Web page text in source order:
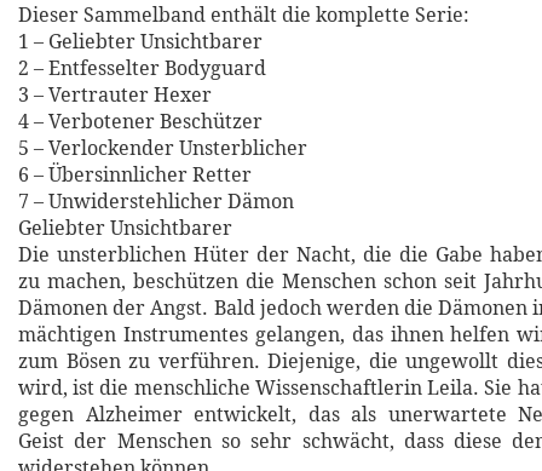
Dieser Sammelband enthält die komplette Serie:
1 – Geliebter Unsichtbarer
2 – Entfesselter Bodyguard
3 – Vertrauter Hexer
4 – Verbotener Beschützer
5 – Verlockender Unsterblicher
6 – Übersinnlicher Retter
7 – Unwiderstehlicher Dämon
Geliebter Unsichtbarer
Die unsterblichen Hüter der Nacht, die die Gabe
zu machen, beschützen die Menschen schon seit
Dämonen der Angst. Bald jedoch werden die Dämonen
mächtigen Instrumentes gelangen, das ihnen helfen
zum Bösen zu verführen. Diejenige, die ungewollt
wird, ist die menschliche Wissenschaftlerin Leila. Sie
gegen Alzheimer entwickelt, das als unerwartete
Geist der Menschen so sehr schwächt, dass diese